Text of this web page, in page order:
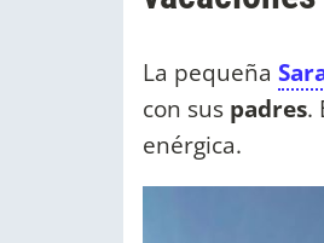
La pequeña
con sus padres.
enérgica.